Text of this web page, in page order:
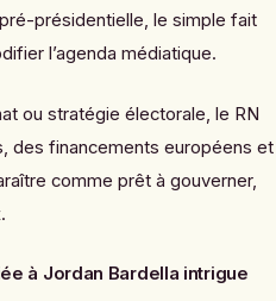
présidentielle, le simple fait
l’agenda médiatique.
ou stratégie électorale, le RN
des financements européens et
comme prêt à gouverner,
à Jordan Bardella intrigue